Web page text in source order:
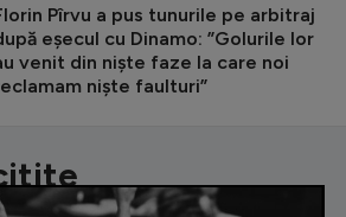
Pîrvu a pus tunurile pe arbitraj
eșecul cu Dinamo: ”Golurile lor
venit din niște faze la care noi
niște faulturi”